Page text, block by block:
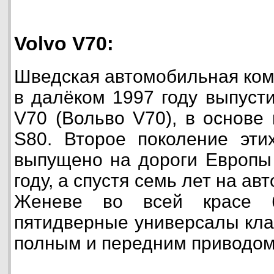
Volvo V70:
Шведская автомобильная
в далёком 1997 году
V70 (Вольво V70), в основе
S80. Второе поколение
выпущено на дороги
году, а спустя семь лет на
Женеве во всей красе
пятидверные универсалы
полным и передним